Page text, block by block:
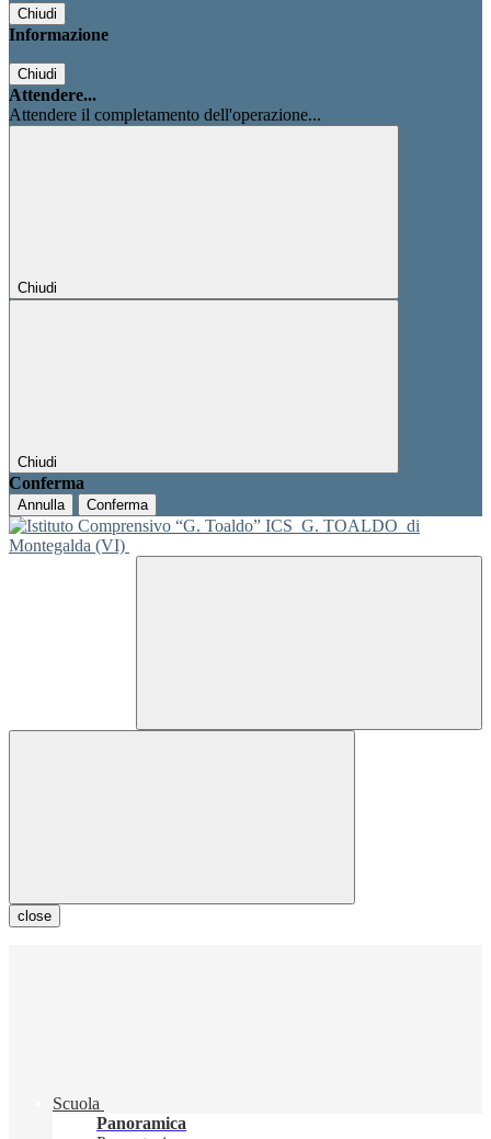
Chiudi
Informazione
Chiudi
Attendere...
Attendere il completamento dell'operazione...
Chiudi
Chiudi
Conferma
Annulla Conferma
ICS G. TOALDO di
Montegalda (VI)
close
Scuola
Panoramica